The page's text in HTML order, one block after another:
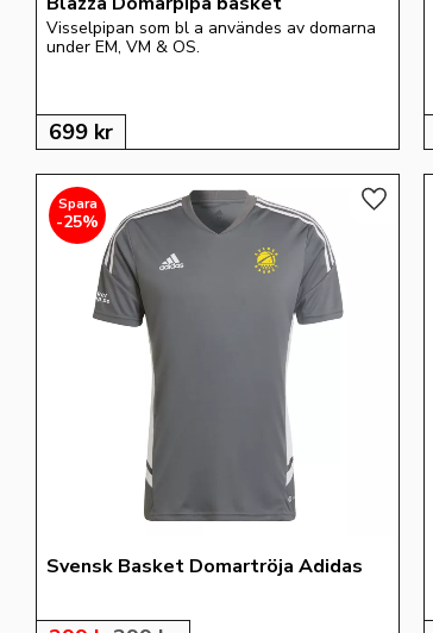
Visselpipan som bl a användes av domarna
under EM, VM & OS.
699 kr
Svensk Basket Domartröja Adidas
25%
Lägg till